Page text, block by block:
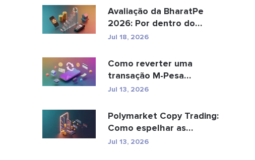
Avaliação da BharatPe
2026: Por dentro do
unicórnio fintech de ...
Jul 18, 2026
Como reverter uma
transação M-Pesa
enviada por engano
Jul 13, 2026
Polymarket Copy Trading:
Como espelhar as
principais carteiras com...
Jul 13, 2026